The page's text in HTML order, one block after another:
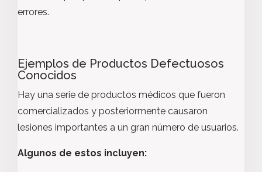
errores.
Ejemplos de Productos Defectuosos
Conocidos
Hay una serie de productos médicos que fueron
comercializados y posteriormente causaron
lesiones importantes a un gran número de usuarios.
Algunos de estos incluyen: